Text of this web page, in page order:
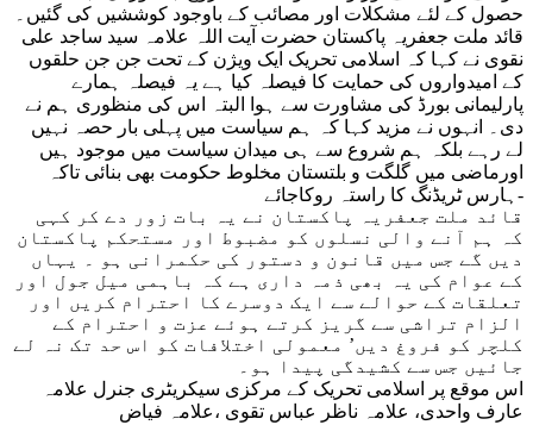
حصول کے لئے مشکلات اور مصائب کے باوجود کوششیں کی گئیں۔
قائد ملت جعفریہ پاکستان حضرت آیت اللہ علامہ سید ساجد علی
نقوی نے کہا کہ اسلامی تحریک ایک ویژن کے تحت جن جن حلقوں
کے امیدواروں کی حمایت کا فیصلہ کیا ہے یہ فیصلہ ہمارے
پارلیمانی بورڈ کی مشاورت سے ہوا البتہ اس کی منظوری ہم نے
دی۔ انہوں نے مزید کہا کہ ہم سیاست میں پہلی بار حصہ نہیں
لے رہے بلکہ ہم شروع سے ہی میدان سیاست میں موجود ہیں
اورماضی میں گلگت و بلتستان مخلوط حکومت بھی بنائی تاکہ
ہارس ٹریڈنگ کا راستہ روکاجائے-
قائد ملت جعفریہ پاکستان نے یہ بات زور دے کر کہی
کہ ہم آنے والی نسلوں کو مضبوط اور مستحکم پاکستان
دیں گے جس میں قانون و دستور کی حکمرانی ہو ۔ یہاں
کے عوام کی یہ بھی ذمہ داری ہے کہ باہمی میل جول اور
تعلقات کے حوالے سے ایک دوسرے کا احترام کریں اور
الزام تراشی سے گریز کرتے ہوئے عزت و احترام کے
کلچر کو فروغ دیں’ معمولی اختلافات کو اس حد تک نہ لے
جائیں جس سے کشیدگی پیدا ہو۔
اس موقع پر اسلامی تحریک کے مرکزی سیکریٹری جنرل علامہ
عارف واحدی، علامہ ناظر عباس تقوی ،علامہ فیاض